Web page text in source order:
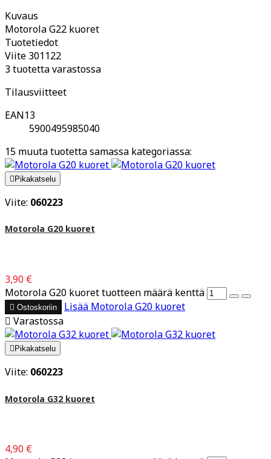
Kuvaus
Motorola G22 kuoret
Tuotetiedot
Viite 301122
3 tuotetta varastossa
Tilausviitteet
EAN13
5900495985040
15 muuta tuotetta samassa kategoriassa:
Pikakatselu
Viite: 060223
Motorola G20 kuoret
3,90 €
Motorola G20 kuoret tuotteen määrä kenttä
 Ostoskoriin Lisää Motorola G20 kuoret
 Varastossa
 Pikakatselu
Viite: 060223
Motorola G32 kuoret
4,90 €